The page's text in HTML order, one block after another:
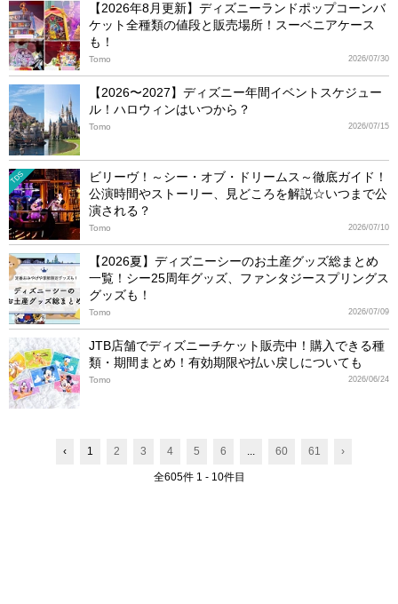
【2026年8月更新】ディズニーランドポップコーンバ
ケット全種類の値段と販売場所！スーベニアケース
も！
2026/07/30
Tomo
【2026〜2027】ディズニー年間イベントスケジュー
ル！ハロウィンはいつから？
2026/07/15
Tomo
TDS
ビリーヴ！～シー・オブ・ドリームス～徹底ガイド！
公演時間やストーリー、見どころを解説☆いつまで公
演される？
2026/07/10
Tomo
【2026夏】ディズニーシーのお土産グッズ総まとめ
一覧！シー25周年グッズ、ファンタジースプリングス
グッズも！
2026/07/09
Tomo
JTB店舗でディズニーチケット販売中！購入できる種
類・期間まとめ！有効期限や払い戻しについても
2026/06/24
Tomo
‹ 1 2 3 4 5 6 ... 60 61 ›
全605件 1 - 10件目